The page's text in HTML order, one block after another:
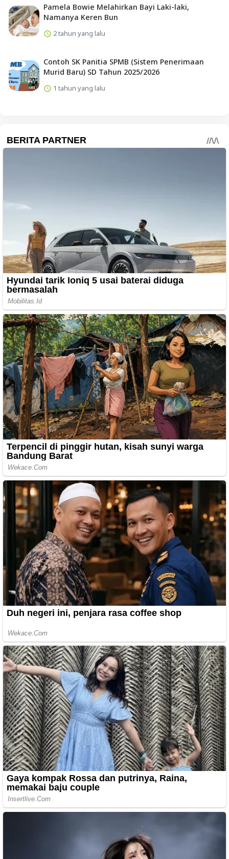
Pamela Bowie Melahirkan Bayi Laki-laki,
Namanya Keren Bun
2 tahun yang lalu
Contoh SK Panitia SPMB (Sistem Penerimaan
Murid Baru) SD Tahun 2025/2026
1 tahun yang lalu